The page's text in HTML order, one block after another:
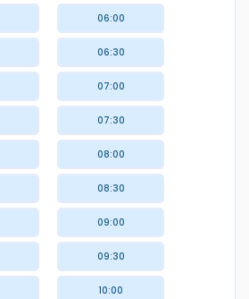
06:00
06:30
07:00
07:30
08:00
08:30
09:00
09:30
10:00